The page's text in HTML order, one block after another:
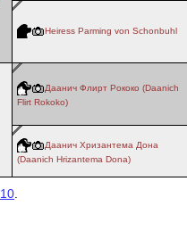
Heiress Parming von Schonbuhl
Даанич Флирт Рококо (Daanich
Flirt Rokoko)
Даанич Хризантема Дона
(Daanich Hrizantema Dona)
10.